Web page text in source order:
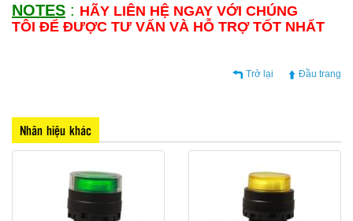
NOTES : HÃY LIÊN HỆ NGAY VỚI CHÚNG
TÔI ĐỂ ĐƯỢC TƯ VẤN VÀ HỖ TRỢ TỐT NHẤT
Trở lại Đầu trang
Nhãn hiệu khác